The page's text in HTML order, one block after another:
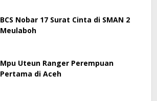
BCS Nobar 17 Surat Cinta di SMAN 2
Meulaboh
Mpu Uteun Ranger Perempuan
Pertama di Aceh